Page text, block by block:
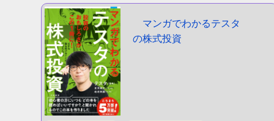
マンガでわかるテスタ
の株式投資